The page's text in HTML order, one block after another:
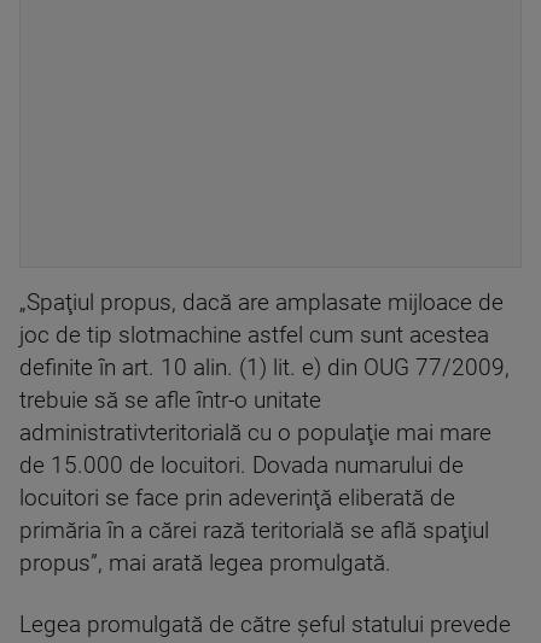
„Spaţiul propus, dacă are amplasate mijloace de
joc de tip slotmachine astfel cum sunt acestea
definite în art. 10 alin. (1) lit. e) din OUG 77/2009,
trebuie să se afle într-o unitate
administrativteritorială cu o populaţie mai mare
de 15.000 de locuitori. Dovada numarului de
locuitori se face prin adeverinţă eliberată de
primăria în a cărei rază teritorială se află spaţiul
propus”, mai arată legea promulgată.
Legea promulgată de către şeful statului prevede